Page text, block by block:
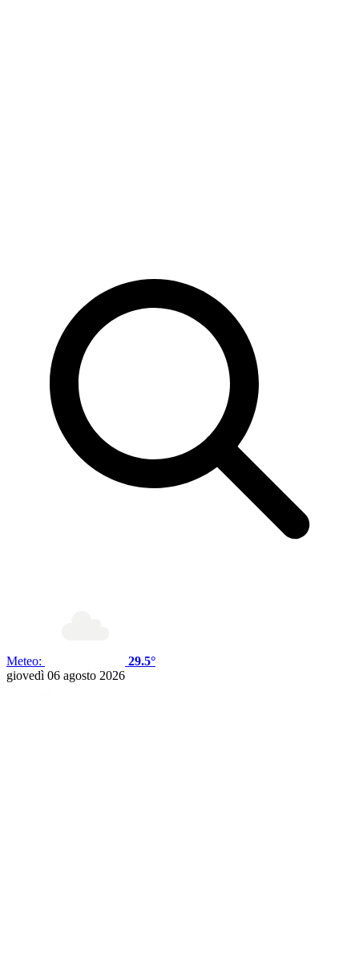
Meteo:
29.5°
giovedì 06 agosto 2026